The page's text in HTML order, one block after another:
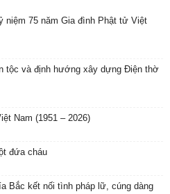
niệm 75 năm Gia đình Phật tử Việt
tộc và định hướng xây dựng Điện thờ
Nam (1951 – 2026)
đứa cháu
Bắc kết nối tình pháp lữ, cúng dàng